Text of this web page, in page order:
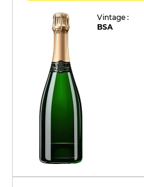
Vintage :
BSA